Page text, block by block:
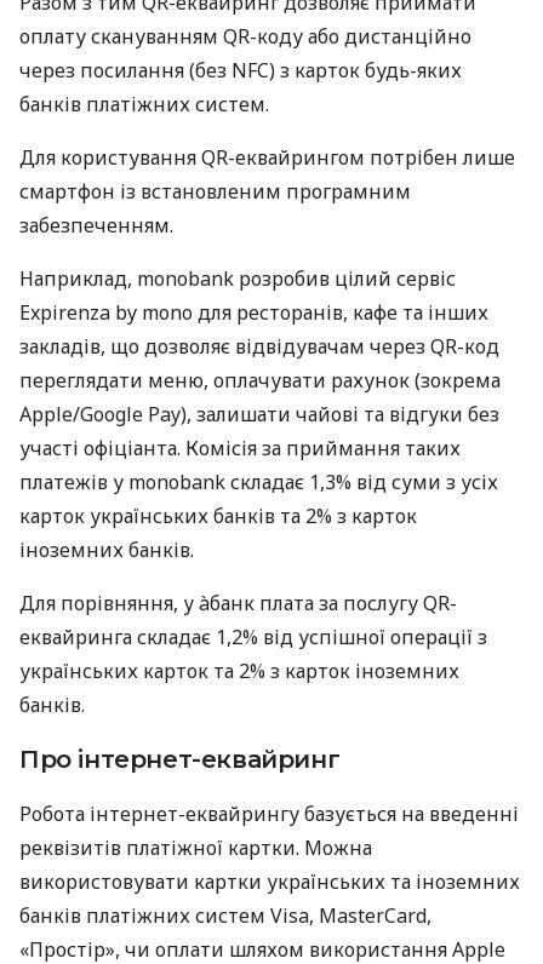
оплату скануванням QR-коду або дистанційно
через посилання (без NFC) з карток будь-яких
банків платіжних систем.
Для користування QR-еквайрингом потрібен лише
смартфон із встановленим програмним
забезпеченням.
Наприклад, monobank розробив цілий сервіс
Expirenza by mono для ресторанів, кафе та інших
закладів, що дозволяє відвідувачам через QR-код
переглядати меню, оплачувати рахунок (зокрема
Apple/Google Pay), залишати чайові та відгуки без
участі офіціанта. Комісія за приймання таких
платежів у monobank складає 1,3% від суми з усіх
карток українських банків та 2% з карток
іноземних банків.
Для порівняння, у àбанк плата за послугу QR-
еквайринга складає 1,2% від успішної операції з
українських карток та 2% з карток іноземних
банків.
Про інтернет-еквайринг
Робота інтернет-еквайрингу базується на введенні
реквізитів платіжної картки. Можна
використовувати картки українських та іноземних
банків платіжних систем Visa, MasterCard,
«Простір», чи оплати шляхом використання Apple